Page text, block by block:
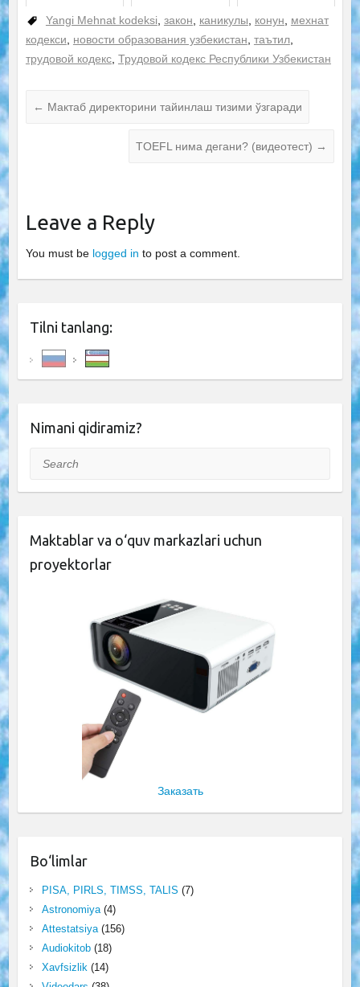
Yangi Mehnat kodeksi, закон, каникулы, конун, мехнат
кодекси, новости образования узбекистан, таътил,
трудовой кодекс, Трудовой кодекс Республики Узбекистан
← Мактаб директорини тайинлаш тизими ўзгаради
TOEFL нима дегани? (видеотест) →
Leave a Reply
You must be logged in to post a comment.
Tilni tanlang:
Nimani qidiramiz?
Search
Maktablar va o‘quv markazlari uchun
proyektorlar
Заказать
Bo‘limlar
PISA, PIRLS, TIMSS, TALIS (7)
Astronomiya(4)
Attestatsiya(156)
Audiokitob(18)
Xavfsizlik(14)